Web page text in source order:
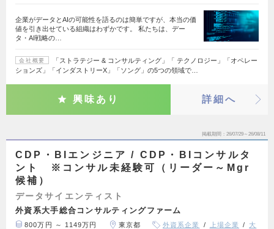
企業がデータとAIの可能性を語るのは簡単ですが、本当の価
値を引き出せている組織はわずかです。 私たちは、デー
タ・AI戦略の…
会社概要
「ストラテジー & コンサルティング」「 テクノロジー」「オペレー
ションズ」「インダストリーX」「ソング」の5つの領域で…
興味あり 詳細へ
掲載期間 26/07/29～26/08/11
CDP・BIエンジニア / CDP・BIコンサルタ
ント ※コンサル未経験可（リーダー～Mgr
候補）
データサイエンティスト
外資系大手総合コンサルティングファーム
800万円 ～ 1149万円 東京都 外資系企業 上場企業
大